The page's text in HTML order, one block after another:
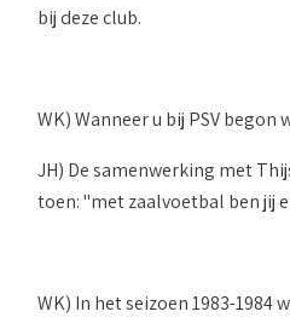
bij deze club.
WK) Wanneer u bij PSV
JH) De samenwerking met
toen: "met zaalvoetbal ben jij
WK) In het seizoen 1983-1984